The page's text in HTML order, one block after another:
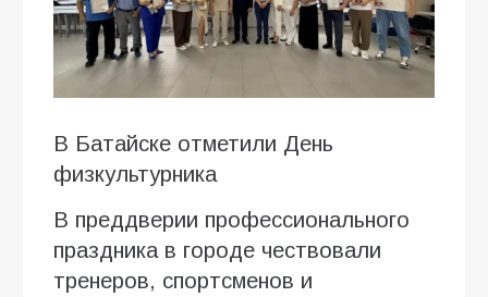
В Батайске отметили День
физкультурника
В преддверии профессионального
праздника в городе чествовали
тренеров, спортсменов и